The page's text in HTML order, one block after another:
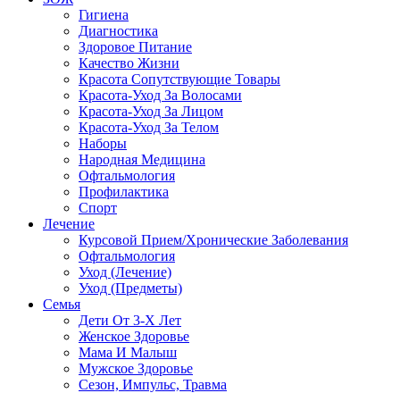
Гигиена
Диагностика
Здоровое Питание
Качество Жизни
Красота Сопутствующие Товары
Красота-Уход За Волосами
Красота-Уход За Лицом
Красота-Уход За Телом
Наборы
Народная Медицина
Офтальмология
Профилактика
Спорт
Лечение
Курсовой Прием/Хронические Заболевания
Офтальмология
Уход (Лечение)
Уход (Предметы)
Семья
Дети От 3-Х Лет
Женское Здоровье
Мама И Малыш
Мужское Здоровье
Сезон, Импульс, Травма